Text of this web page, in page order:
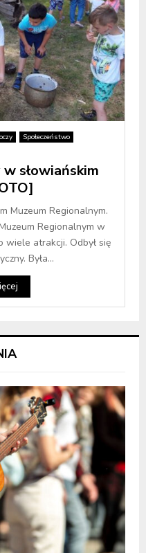
Społeczeństwo
słowiańskim
Muzeum Regionalnym.
Regionalnym w
wiele atrakcji. Odbył się
Była...